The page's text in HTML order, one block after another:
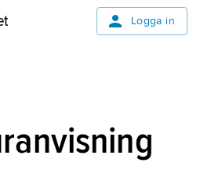
Logga in